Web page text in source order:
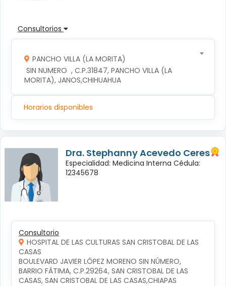
Consultorios
PANCHO VILLA (LA MORITA)
MORITA), JANOS,CHIHUAHUA
Horarios disponibles
Dra. Stephanny Acevedo Ceres
Especialidad: Medicina Interna Cédula:
12345678
Consultorio
HOSPITAL DE LAS CULTURAS SAN CRISTOBAL DE LAS
CASAS
BOULEVARD JAVIER LÓPEZ MORENO SIN NÚMERO,
BARRIO FÁTIMA, C.P.29264, SAN CRISTOBAL DE LAS
CASAS, SAN CRISTOBAL DE LAS CASAS,CHIAPAS